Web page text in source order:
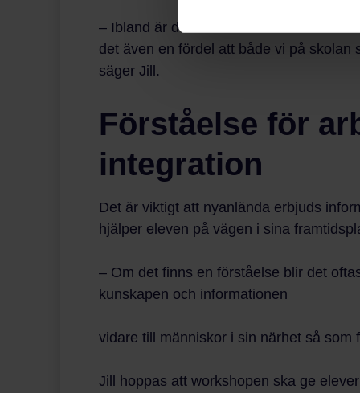
– Ibland är det bra att det kommer
det även en fördel att både vi på
säger Jill.
Förståelse för
integration
Det är viktigt att nyanlända erbjuds
hjälper eleven på vägen i sina
– Om det finns en förståelse blir det
kunskapen och informationen
vidare till människor i sin närhet så som
Jill hoppas att workshopen ska ge